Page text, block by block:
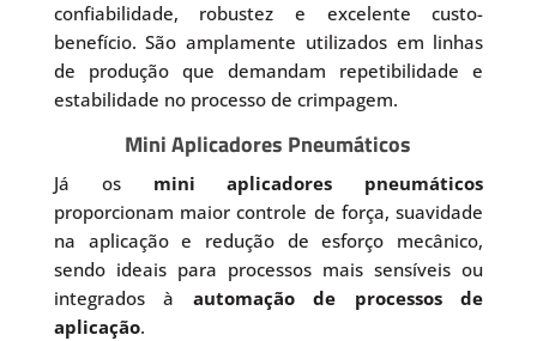
confiabilidade, robustez e excelente custo-
benefício. São amplamente utilizados em linhas
de produção que demandam repetibilidade e
estabilidade no processo de crimpagem.
Mini Aplicadores Pneumáticos
Já os mini aplicadores pneumáticos
proporcionam maior controle de força, suavidade
na aplicação e redução de esforço mecânico,
sendo ideais para processos mais sensíveis ou
integrados à automação de processos de
aplicação.